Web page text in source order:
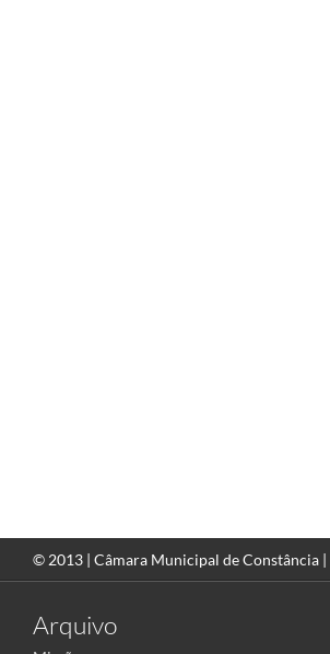
© 2013 | Câmara Municipal de Constância |
Arquivo